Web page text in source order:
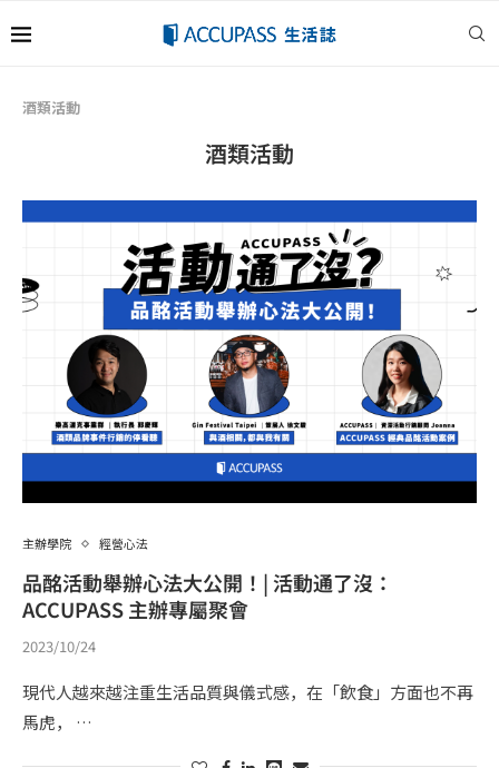
酒類活動
酒類活動
主辦學院 經營心法
品酩活動舉辦心法大公開！| 活動通了沒：
ACCUPASS 主辦專屬聚會
2023/10/24
現代人越來越注重生活品質與儀式感，在「飲食」方面也不再
馬虎， …